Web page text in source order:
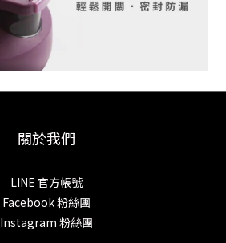
關於我們
LINE 官方帳號
Facebook 粉絲團
Instagram 粉絲團